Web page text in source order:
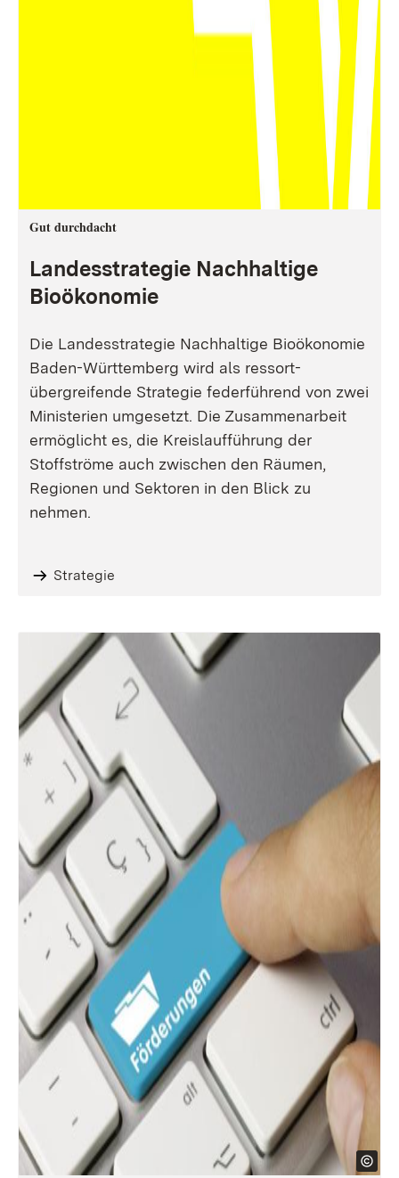
Gut durchdacht
Landesstrategie Nachhaltige
Bioökonomie
Die Landesstrategie Nachhaltige Bioökonomie
Baden-Württemberg wird als ressort-
übergreifende Strategie federführend von zwei
Ministerien umgesetzt. Die Zusammenarbeit
ermöglicht es, die Kreislaufführung der
Stoffströme auch zwischen den Räumen,
Regionen und Sektoren in den Blick zu
nehmen.
Strategie